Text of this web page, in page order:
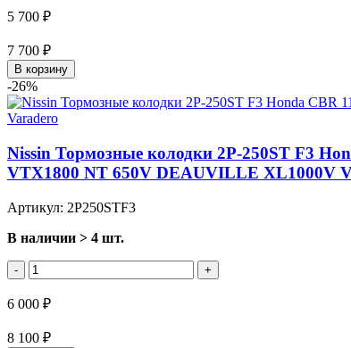
5 700 ₽
7 700 ₽
В корзину
-26%
Nissin Тормозные колодки 2P-250ST F3
VTX1800 NT 650V DEAUVILLE XL1000V
Артикул: 2P250STF3
В наличии > 4 шт.
- +
6 000 ₽
8 100 ₽